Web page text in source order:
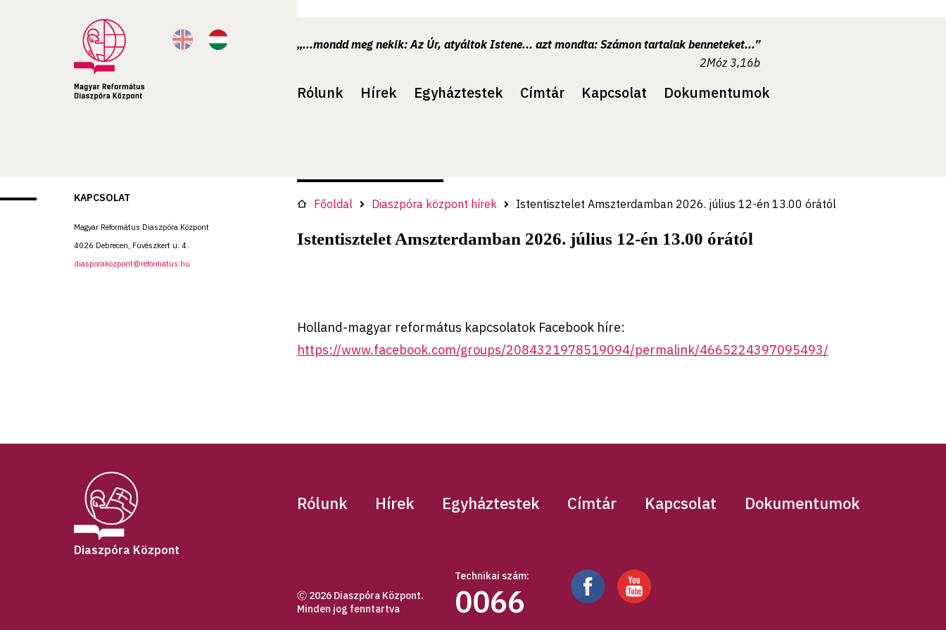
„...mondd meg nekik: Az Úr, atyáitok Istene... azt mondta: Számon tartalak benneteket...”
2Móz 3,16b
Rólunk Hírek Egyháztestek Címtár Kapcsolat Dokumentumok
KAPCSOLAT
Magyar Református Diaszpóra Központ
4026 Debrecen, Füvészkert u. 4.
diasporakozpont@reformatus.hu
Főoldal Diaszpóra központ hírek Istentisztelet Amszterdamban 2026. július 12-én 13.00 órától
Istentisztelet Amszterdamban 2026. július 12-én 13.00 órától
Holland-magyar református kapcsolatok Facebook híre:
https://www.facebook.com/groups/2084321978519094/permalink/4665224397095493/
Diaszpóra Központ
Rólunk Hírek Egyháztestek Címtár Kapcsolat Dokumentumok
Ⓒ 2026 Diaszpóra Központ.
Minden jog fenntartva
Technikai szám:
0066